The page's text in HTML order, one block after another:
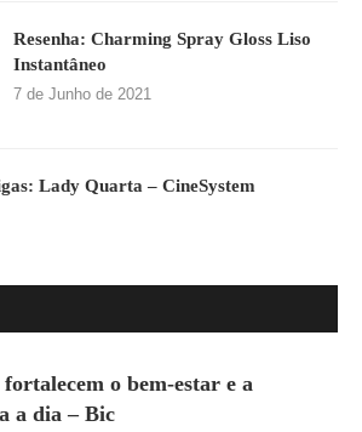
Resenha: Charming Spray Gloss Liso
Instantâneo
7 de Junho de 2021
Lady Quarta – CineSystem
o bem-estar e a
a dia – Bic